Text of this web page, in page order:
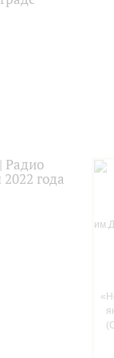
Радио
года